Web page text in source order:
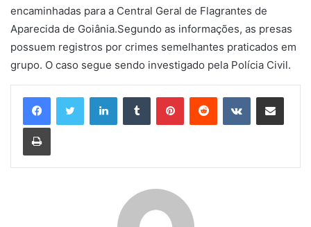
encaminhadas para a Central Geral de Flagrantes de
Aparecida de Goiânia.Segundo as informações, as presas
possuem registros por crimes semelhantes praticados em
grupo. O caso segue sendo investigado pela Polícia Civil.
LinkedinTumblr PinterestReddit VK Compartilhar via e-mail
Imprimir